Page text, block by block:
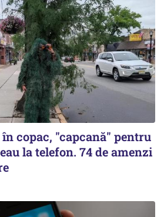
copac, "capcană" pentru
la telefon. 74 de amenzi